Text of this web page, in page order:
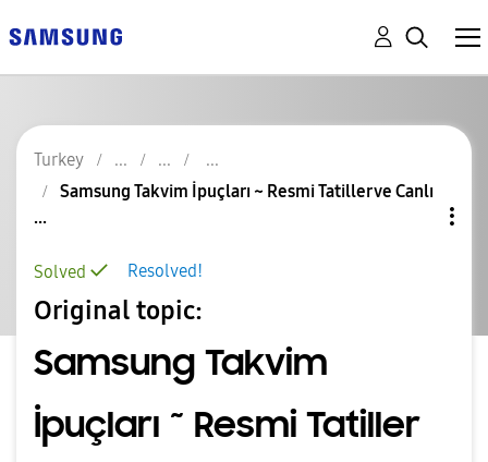
Turkey
Samsung Takvim İpuçları ~ Resmi Tatiller ve Canlı
...
Resolved!
Solved
Original topic:
Samsung Takvim
İpuçları ~ Resmi Tatiller